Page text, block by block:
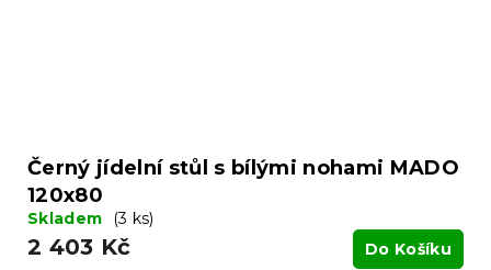
Černý jídelní stůl s bílými nohami MADO
120x80
Skladem (3 ks)
2 403 Kč Do Košíku